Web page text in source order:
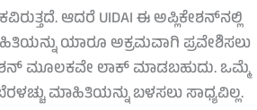
ಆದರೆ UIDAI ಈ ಅಪ್ಲಿಕೇಶನ್‌ನಲ್ಲಿ
ಯಾರೂ ಅಕ್ರಮವಾಗಿ ಪ್ರವೇಶಿಸಲು
ಮೂಲಕವೇ ಲಾಕ್ ಮಾಡಬಹುದು. ಒಮ್ಮೆ
ಮಾಹಿತಿಯನ್ನು ಬಳಸಲು ಸಾಧ್ಯವಿಲ್ಲ.